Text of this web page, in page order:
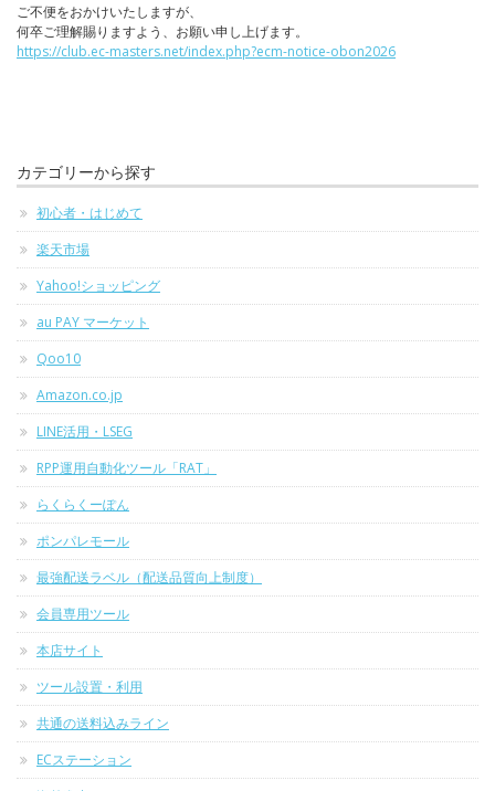
ご不便をおかけいたしますが、
何卒ご理解賜りますよう、お願い申し上げます。
https://club.ec-masters.net/index.php?ecm-notice-obon2026
カテゴリーから探す
初心者・はじめて
楽天市場
Yahoo!ショッピング
au PAY マーケット
Qoo10
Amazon.co.jp
LINE活用・LSEG
RPP運用自動化ツール「RAT」
らくらくーぽん
ポンパレモール
最強配送ラベル（配送品質向上制度）
会員専用ツール
本店サイト
ツール設置・利用
共通の送料込みライン
ECステーション